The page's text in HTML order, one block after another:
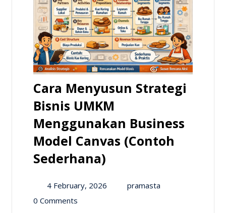
Cara Menyusun Strategi
Bisnis UMKM
Menggunakan Business
Model Canvas (Contoh
Sederhana)
4 February, 2026
pramasta
0 Comments